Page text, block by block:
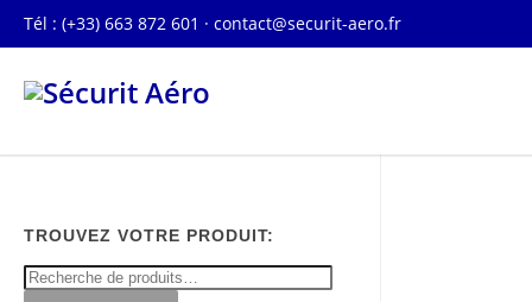
Tél : (+33) 663 872 601 · contact@securit-aero.fr
TROUVEZ VOTRE PRODUIT: